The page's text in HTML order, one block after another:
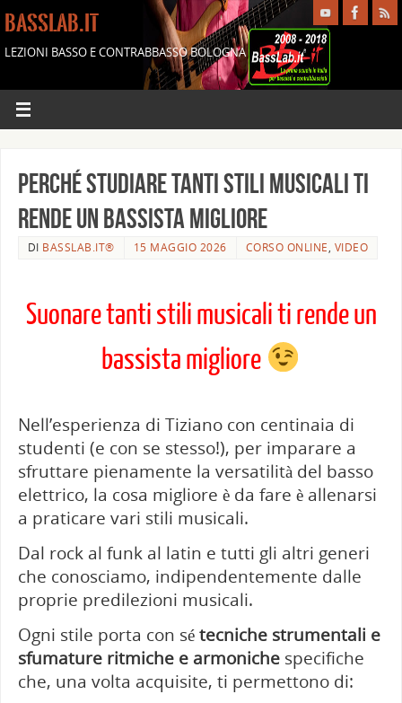
BASSLAB.IT
LEZIONI BASSO E CONTRABBASSO BOLOGNA
Perché studiare tanti stili musicali ti
rende un bassista migliore
DI BASSLAB.IT® 15 MAGGIO 2026 CORSO ONLINE, VIDEO
Suonare tanti stili musicali ti rende un
bassista migliore
Nell’esperienza di Tiziano con centinaia di
studenti (e con se stesso!), per imparare a
sfruttare pienamente la versatilità del basso
elettrico, la cosa migliore è da fare è allenarsi
a praticare vari stili musicali.
Dal rock al funk al latin e tutti gli altri generi
che conosciamo, indipendentemente dalle
proprie predilezioni musicali.
Ogni stile porta con sé tecniche strumentali e
sfumature ritmiche e armonichespecifiche
che, una volta acquisite, ti permettono di: